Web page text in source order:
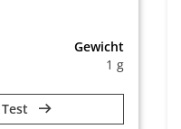
Gewicht
1 g